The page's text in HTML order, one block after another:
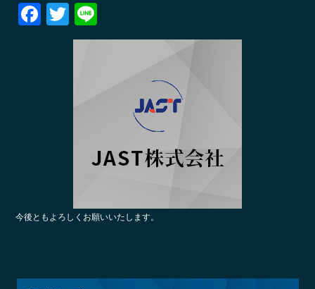
Fa T
wi ne
今後ともよろしくお願いいたします。